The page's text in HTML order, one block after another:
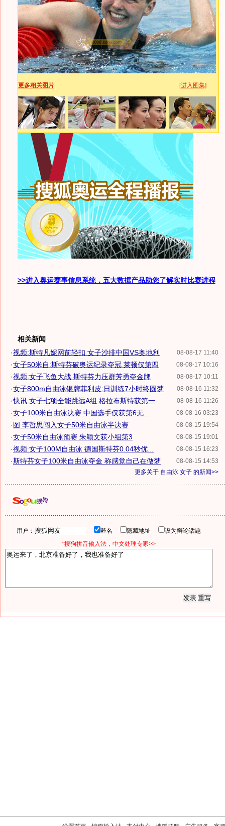
更多相关图片 [进入图集]
>>进入奥运赛事信息系统，五大数据产品助您了解实时比赛进程
相关新闻
08-08-17 11:40
·视频:斯特凡妮网前轻扣 女子沙排中国VS奥地利
08-08-17 10:16
·女子50米自:斯特芬破奥运纪录夺冠 莱顿仅第四
08-08-17 10:11
·视频:女子飞鱼大战 斯特芬力压群芳勇夺金牌
08-08-16 11:32
·女子800m自由泳银牌菲利皮:日训练7小时终圆梦
08-08-16 11:26
·快讯:女子七项全能跳远A组 格拉布斯特获第一
08-08-16 03:23
·女子100米自由泳决赛 中国选手仅获第6无...
08-08-15 19:54
·图:李哲思闯入女子50米自由泳半决赛
08-08-15 19:01
·女子50米自由泳预赛 朱颖文获小组第3
08-08-15 16:23
·视频:女子100M自由泳 德国斯特芬0.04秒优...
08-08-15 14:53
·斯特芬女子100米自由泳夺金 称感觉自己在做梦
更多关于 自由泳 女子 的新闻>>
用户： 匿名 隐藏地址
设为辩论话题
*搜狗拼音输入法，中文处理专家>>